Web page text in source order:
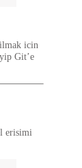
icin
Git’e
erisimi